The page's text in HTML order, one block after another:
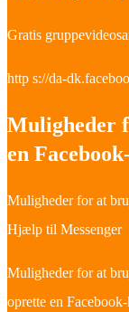
Gratis
http s://da-
Muligheder
en
Muligheder for at
Hjælp til Messenger
Muligheder for at
oprette en